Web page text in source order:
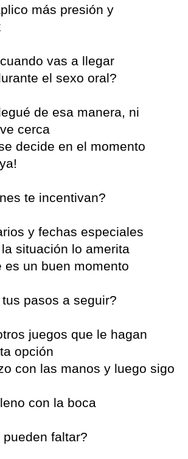
más presión y
vas a llegar
el sexo oral?
de esa manera, ni
cerca
decide en el momento
te incentivan?
y fechas especiales
situación lo amerita
es un buen momento
pasos a seguir?
juegos que le hagan
opción
con las manos y luego sigo
con la boca
faltar?